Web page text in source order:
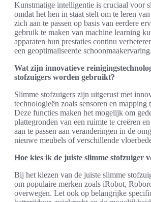
Kunstmatige intelligentie is cruciaal voor
omdat het hen in staat stelt om te leren
zich aan te passen op basis van eerdere
gebruik te maken van machine learning
apparaten hun prestaties continu
een geoptimaliseerde schoonmaakervaring.
Wat zijn innovatieve
stofzuigers worden gebruikt?
Slimme stofzuigers zijn uitgerust met
technologieën zoals sensoren en mapping
Deze functies maken het mogelijk om
plattegronden van een ruimte te creëren
aan te passen aan veranderingen in de
nieuwe meubels of verschillende
Hoe kies ik de juiste slimme stofzuiger
Bij het kiezen van de juiste slimme
om populaire merken zoals iRobot,
overwegen. Let ook op belangrijke